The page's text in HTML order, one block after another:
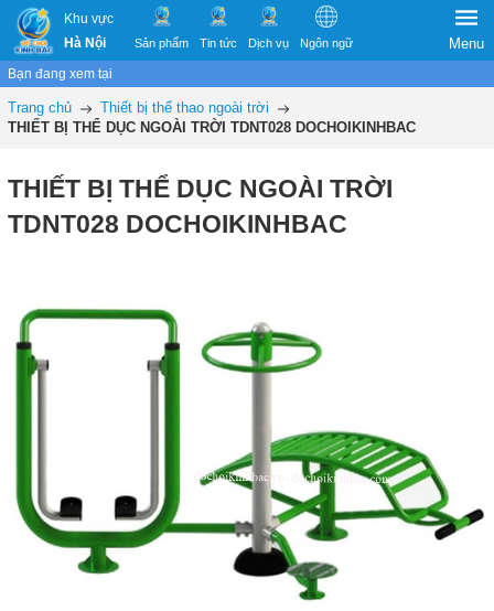
Khu vực
Hà Nội
Sản phẩm Tin tức Dịch vụ Ngôn ngữ Menu
Bạn đang xem tại
Trang chủ
Thiết bị thể thao ngoài trời
THIẾT BỊ THỂ DỤC NGOÀI TRỜI TDNT028 DOCHOIKINHBAC
THIẾT BỊ THỂ DỤC NGOÀI TRỜI
TDNT028 DOCHOIKINHBAC